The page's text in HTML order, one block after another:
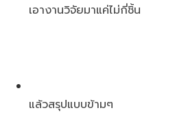
เอางานวิจัยมาแค่ไม่กี่ชิ้น
แล้วสรุปแบบข้ามๆ